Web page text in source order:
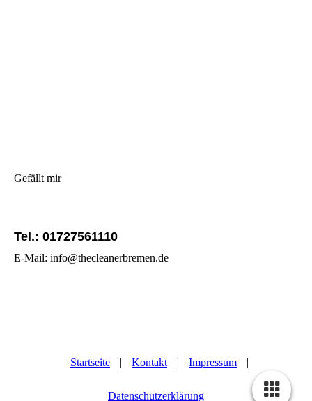
Gefällt mir
Tel.: 01727561110
E-Mail: info@thecleanerbremen.de
Startseite | Kontakt | Impressum |
Datenschutzerklärung